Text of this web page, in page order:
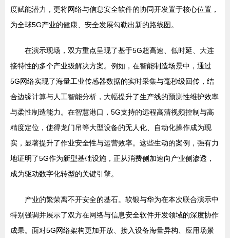
度赋能潜力，更将网络与信息安全软件的协同开发置于核心位置，
为全球5G产业的健康、安全发展勾勒出新的路线图。
在演示现场，双方重点呈现了基于5G超高速、低时延、大连
接特性的多个产业级解决方案。例如，在智能制造场景中，通过
5G网络实现了海量工业传感器数据的实时采集与毫秒级回传，结
合边缘计算与人工智能分析，大幅提升了生产线的预测性维护效率
与柔性制造能力。在智慧港口，5G支持的远程高清视频控制与高
精度定位，使得龙门吊等大型设备的无人化、自动化操作成为现
实，显著提升了作业安全性与运营效率。这些生动的案例，强有力
地证明了5G作为新型基础设施，正从消费侧加速向产业侧渗透，
成为驱动数字化转型的关键引擎。
产业的繁荣离不开安全的基石。软银与华为在本次联合演示中
特别强调并展示了双方在网络与信息安全软件开发领域的深度协作
成果。面对5G网络架构更加开放、接入设备海量异构、应用场景